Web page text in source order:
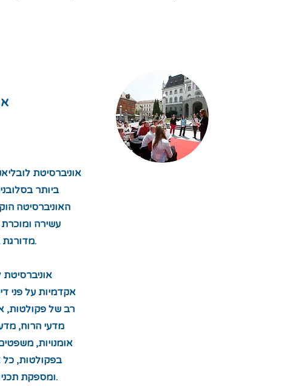
אוניברסיטת
ביותר
עשירה ומוכרת
מדורגת באלפיון העליון של האקדמיה העולמית.
אוניברסיטת
אקדמיות על פני
רב של פקולטות,
מדעי הרוח,
אומנויות,
בפקולטות, כל
ומספקת תכניות לתואר ראשון, לתואר שני ודוקטורט.